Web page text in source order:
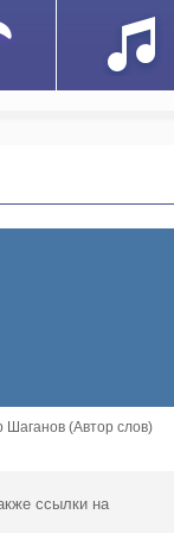
(Автор слов)
ссылки на